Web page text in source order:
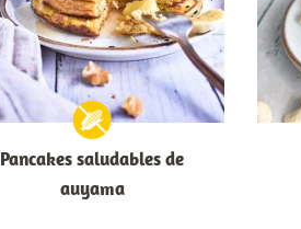
Pancakes saludables de
auyama